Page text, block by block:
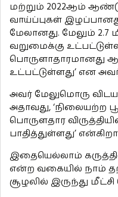
மற்றும் 2022ஆம்
வாய்ப்புகள்
மேலானது. மேலும் 2.7
வறுமைக்கு
பொருளாதாரமானது
உட்பட்டுள்ளது’ என
அவர் மேலுமொரு
அதாவது, ‘நிலையற்ற
பொருளதார
பாதித்துள்ளது’
இதையெல்லாம்
என்ற வகையில் நாம்
சூழலில் இருந்து